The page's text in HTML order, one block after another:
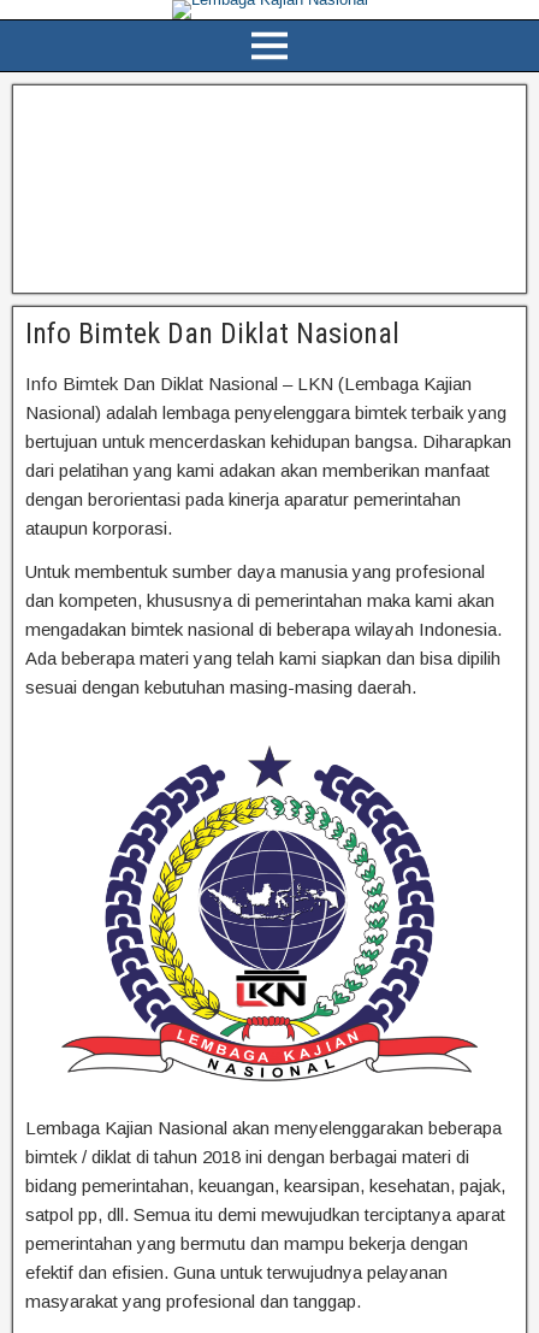
Info Bimtek Dan Diklat Nasional
Info Bimtek Dan Diklat Nasional – LKN (Lembaga Kajian
Nasional) adalah lembaga penyelenggara bimtek terbaik yang
bertujuan untuk mencerdaskan kehidupan bangsa. Diharapkan
dari pelatihan yang kami adakan akan memberikan manfaat
dengan berorientasi pada kinerja aparatur pemerintahan
ataupun korporasi.
Untuk membentuk sumber daya manusia yang profesional
dan kompeten, khususnya di pemerintahan maka kami akan
mengadakan bimtek nasional di beberapa wilayah Indonesia.
Ada beberapa materi yang telah kami siapkan dan bisa dipilih
sesuai dengan kebutuhan masing-masing daerah.
Lembaga Kajian Nasional akan menyelenggarakan beberapa
bimtek / diklat di tahun 2018 ini dengan berbagai materi di
bidang pemerintahan, keuangan, kearsipan, kesehatan, pajak,
satpol pp, dll. Semua itu demi mewujudkan terciptanya aparat
pemerintahan yang bermutu dan mampu bekerja dengan
efektif dan efisien. Guna untuk terwujudnya pelayanan
masyarakat yang profesional dan tanggap.